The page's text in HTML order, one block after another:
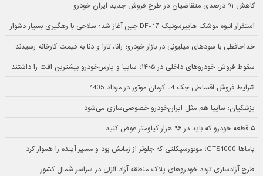
کاهش ۹۱ درصدی متقاضیان در طرح فروش جدید ایران خودرو
استقرار انبوه موشک هایپرسونیک DF-17 چین آغاز شد؛ سلاحی با رهگیری بسیار دشوار
خداحافظی با سودهای میلیونی در بازار خودرو؛ رانا، تارا و دنا به قیمت کارخانه رسیدند
سقوط فروش خودروهای داخلی در ۱۴۰۵؛ سایپا و پارس‌خودرو بیشترین افت را داشتند
شرایط فروش اقساطی جک J4 کرمان موتور در مرداد 1405
پزشکیان: سایپا هم مثل ایران‌خودرو خصوصی‌سازی می‌شود
۵ قطعه خودرو که باید در ۹۶ هزار کیلومتر عوض کنید
یاماها GTS1000؛ موتورسیکلتی که جلوتر از زمانش بود و مسیر آینده را هموار کرد
طرح آزادسازی تردد خودروهای پلاک منطقه آزاد انزلی در سراسر شمال کشور